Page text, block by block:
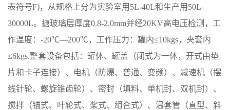
表符号F)，从规格上分为实验室用5L-40L和生产用50L-
30000L。搪玻璃层厚度0.8-2.0mm并经20KV高电压检测，工
作温度：-20℃—200℃，工作压力：罐内≤10kgs，夹套内
≤6kgs.整套设备包括：罐体、罐盖（闭式为一体，开式由垫
片和卡子连接）、电机（防爆、普通、变频）、减速机（摆
线针轮、螺旋锥齿轮）、密封（填料、单机封、双机封）、
搅拌（锚式、叶轮式、桨式、组合式）、温套管（直型、斜